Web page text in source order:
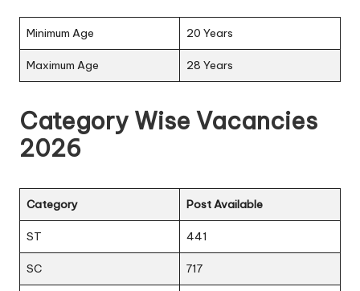
Minimum Age 20 Years
Maximum Age 28 Years
Category Wise Vacancies
2026
Category Post Available
ST 441
SC 717